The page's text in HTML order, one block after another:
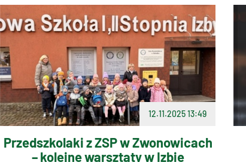
12.11.2025 13:49
Przedszkolaki z ZSP w Zwonowicach
– kolejne warsztaty w Izbie